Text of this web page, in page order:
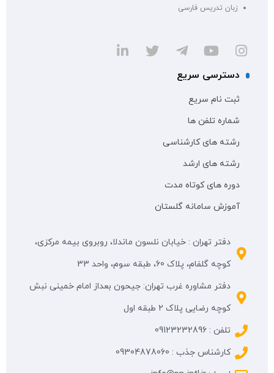
زبان تدریس فارسی
دسترسی سریع
ثبت نام سریع
شماره تلفن ها
رشته های کارشناسی
رشته های ارشد
دوره های کوتاه مدت
آموزش سامانه گلستان
دفتر تهران : خیابان نلسون ماندلا، روبروی بیمه مرکزی،
کوچه گلفام، پلاک 60، طبقه سوم، واحد 33
دفتر مشاوره غرب تهران: جیحون بعداز امام خمینی نبش
کوچه رضایی پلاک ۲ طبقه اول
تلفن : 09123232896
کارشناس جذب : 09304878060